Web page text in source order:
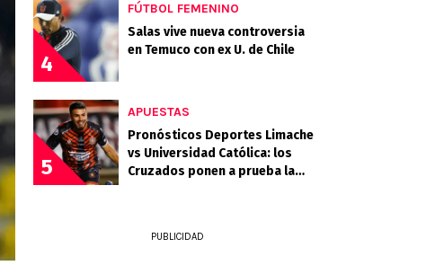
4
FÚTBOL FEMENINO
Salas vive nueva controversia
en Temuco con ex U. de Chile
5
APUESTAS
Pronósticos Deportes Limache
vs Universidad Católica: los
Cruzados ponen a prueba la
PUBLICIDAD